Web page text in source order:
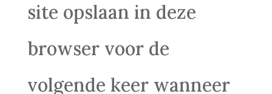
site opslaan in deze
browser voor de
volgende keer wanneer